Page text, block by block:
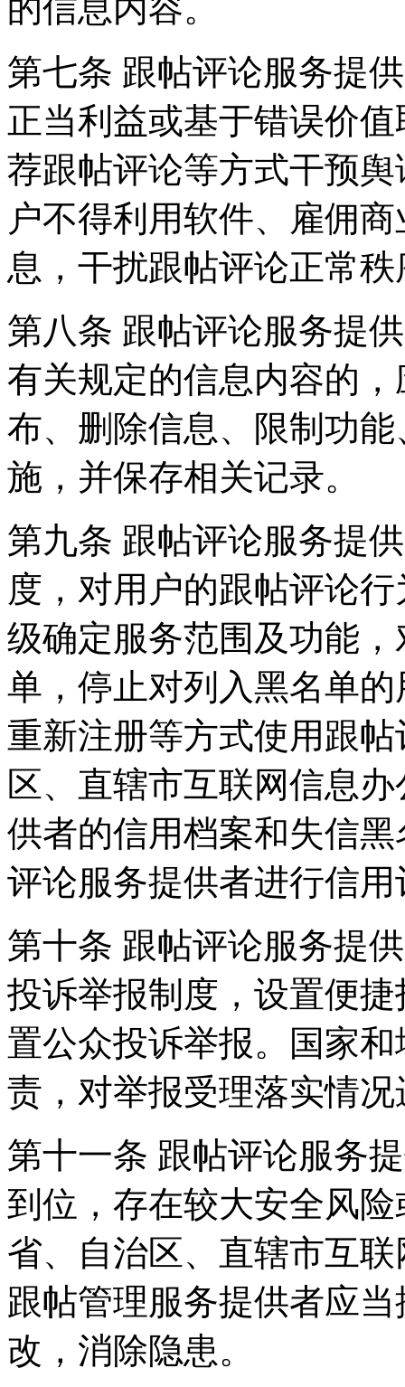
的信息内容。
第七条 跟帖评论服务提
正当利益或基于错误价
荐跟帖评论等方式干预
户不得利用软件、雇佣
息，干扰跟帖评论正常
第八条 跟帖评论服务提
有关规定的信息内容的
布、删除信息、限制功
施，并保存相关记录。
第九条 跟帖评论服务提
度，对用户的跟帖评论
级确定服务范围及功能
单，停止对列入黑名单
重新注册等方式使用跟
区、直辖市互联网信息
供者的信用档案和失信
评论服务提供者进行信用
第十条 跟帖评论服务提
投诉举报制度，设置便
置公众投诉举报。国家
责，对举报受理落实情
第十一条 跟帖评论服务
到位，存在较大安全风
省、自治区、直辖市互
跟帖管理服务提供者应
改，消除隐患。